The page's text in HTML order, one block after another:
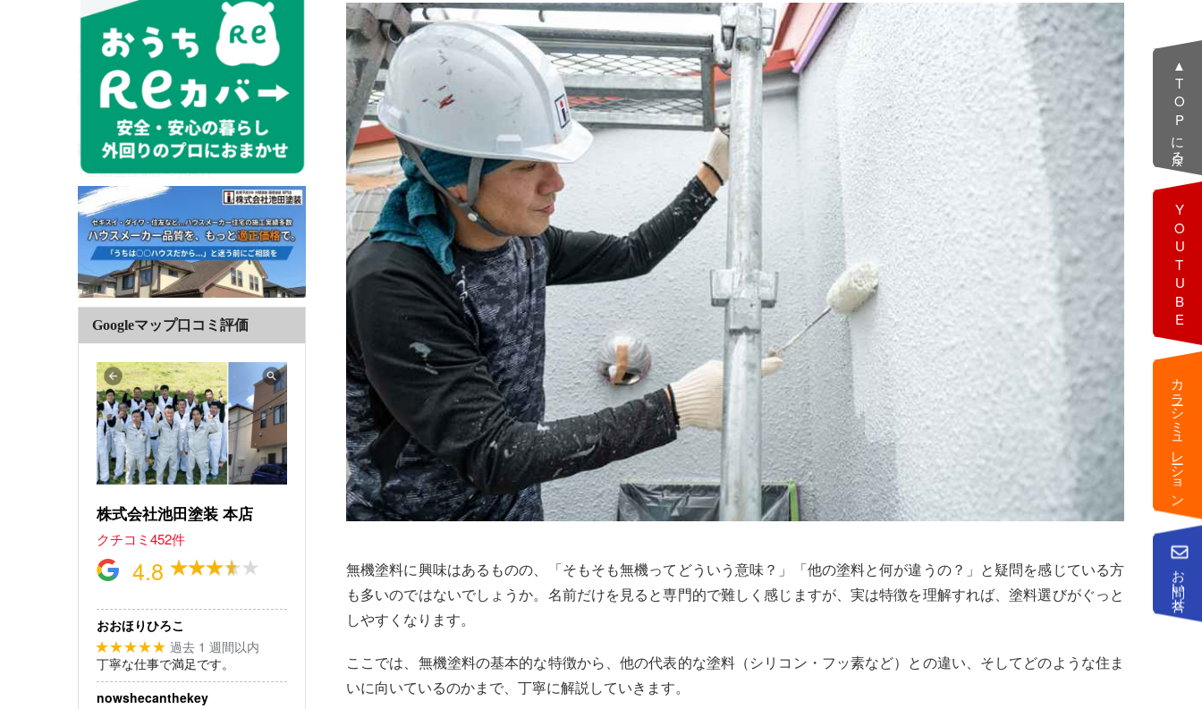
無機塗料に興味はあるものの、「そもそも無機ってどういう意味？」「他の塗料と何が違うの？」と疑問を感じている方
も多いのではないでしょうか。名前だけを見ると専門的で難しく感じますが、実は特徴を理解すれば、塗料選びがぐっと
しやすくなります。
ここでは、無機塗料の基本的な特徴から、他の代表的な塗料（シリコン・フッ素など）との違い、そしてどのような住ま
いに向いているのかまで、丁寧に解説していきます。
Googleマップ口コミ評価
株式会社池田塗装 本店
クチコミ452件
4.8
おおほりひろこ
★★★★★ 過去 1 週間以内
丁寧な仕事で満足です。
nowshecanthekey
▲TOPに戻る
YOUTUBE
カラーシミュレーション
お問い合せ